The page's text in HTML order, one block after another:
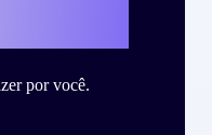
por você.